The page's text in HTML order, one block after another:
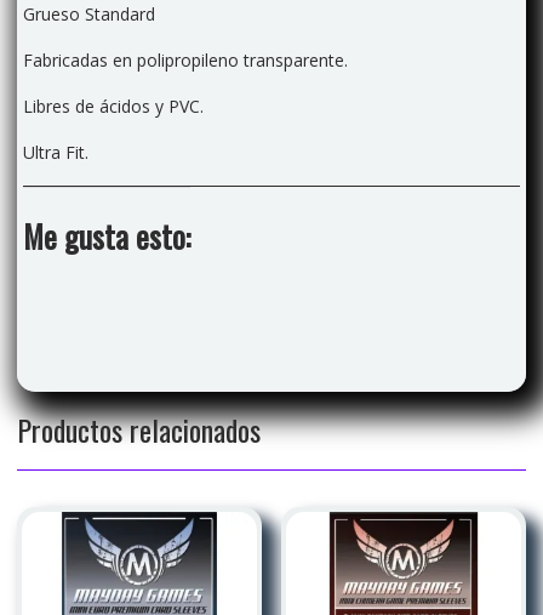
Grueso Standard
Fabricadas en polipropileno transparente.
Libres de ácidos y PVC.
Ultra Fit.
Me gusta esto:
Productos relacionados